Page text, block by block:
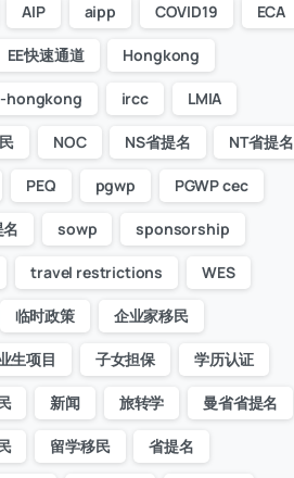
AIP aipp COVID19 ECA
EE快速通道 Hongkong
hongkong ircc LMIA
NOC NS省提名 NT省提名
PEQ pgwp PGWP cec
sowp sponsorship
travel restrictions WES
临时政策 企业家移民
生项目 子女担保 学历认证
新闻 旅转学 曼省省提名
留学移民 省提名